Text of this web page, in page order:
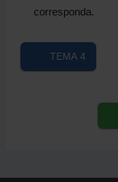
corresponda.
TEMA 4